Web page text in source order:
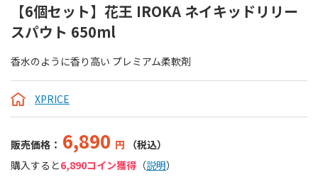
【6個セット】花王 IROKA ネイキッドリリー
スパウト 650ml
香水のように香り高い プレミアム柔軟剤
XPRICE
販売価格： 6,890 円
（税込）
購入すると6,890コイン獲得 （説明）